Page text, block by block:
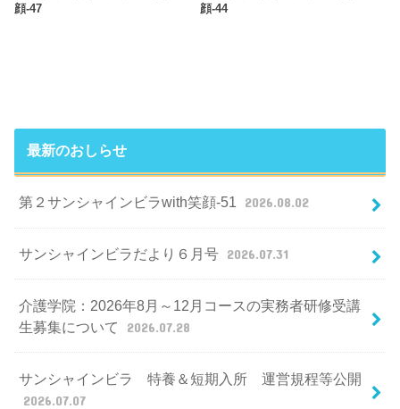
顔-47
顔-44
最新のおしらせ
第２サンシャインビラwith笑顔-51 2026.08.02
サンシャインビラだより６月号 2026.07.31
介護学院：2026年8月～12月コースの実務者研修受講
生募集について
2026.07.28
サンシャインビラ 特養＆短期入所 運営規程等公開
2026.07.07